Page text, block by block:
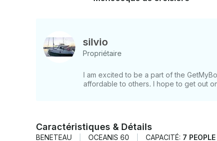
silvio
Propriétaire
I am excited to be a part of the
affordable to others. I hope to get out
Caractéristiques & Détails
BENETEAU OCEANIS 60 CAPACITÉ: 7